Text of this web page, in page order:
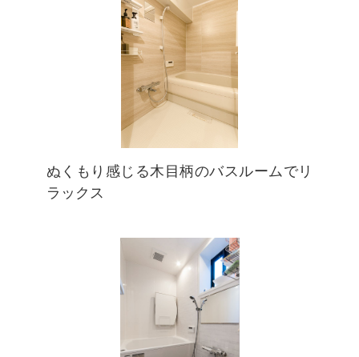
ぬくもり感じる木目柄のバスルームでリ
ラックス